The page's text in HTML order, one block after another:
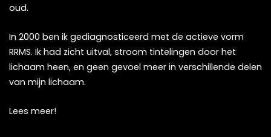
oud.
In 2000 ben ik gediagnosticeerd met de actieve vorm
RRMS. Ik had zicht uitval, stroom tintelingen door het
lichaam heen, en geen gevoel meer in verschillende delen
van mijn lichaam.
Lees meer!